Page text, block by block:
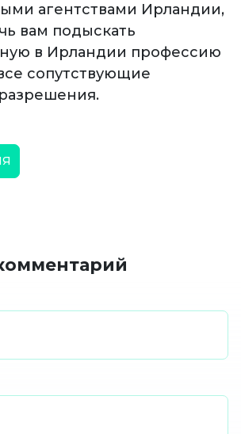
агентствами Ирландии,
вам подыскать
в Ирландии профессию
сопутствующие